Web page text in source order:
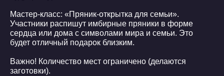
Мастер-класс: «Пряник-открытка для семьи».
Участники распишут имбирные пряники в форме
сердца или дома с символами мира и семьи. Это
будет отличный подарок близким.
Важно! Количество мест ограничено (делаются
заготовки).